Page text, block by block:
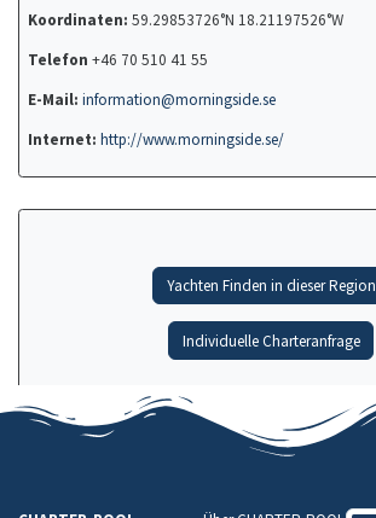
Koordinaten: 59.29853726°N 18.21197526°W
Telefon +46 70 510 41 55
E-Mail: information@morningside.se
Internet: http://www.morningside.se/
Yachten Finden in dieser Region
Individuelle Charteranfrage